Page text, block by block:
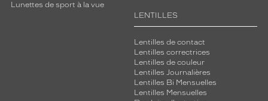
Lunettes de sport à la vue
LENTILLES
Lentilles de contact
Lentilles correctrices
Lentilles de couleur
Lentilles Journalières
Lentilles Bi Mensuelles
Lentilles Mensuelles